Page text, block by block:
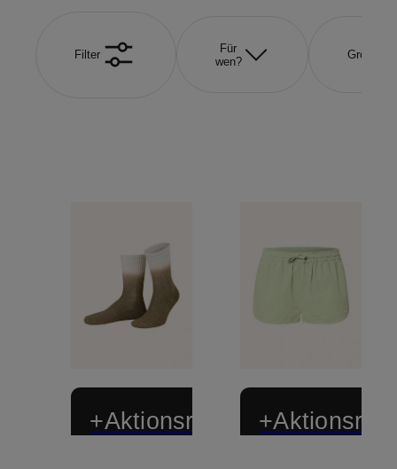
Filter
Für
wen?
Größe
+Aktionsrabatt